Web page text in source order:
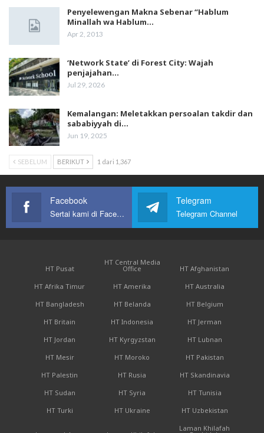
Penyelewengan Makna Sebenar “Hablum
Minallah wa Hablum…
Apr 2, 2013
‘Network State’ di Forest City: Wajah
penjajahan…
Jul 29, 2026
Kemalangan: Meletakkan persoalan takdir dan
sababiyyah di…
Jun 19, 2025
SEBELUM BERIKUT 1 dari 1,367
Facebook
Sertai kami di Facebook
Telegram
Telegram Channel
HT Pusat
HT Central Media
Office
HT Afghanistan
HT Afrika Timur
HT Amerika
HT Australia
HT Bangladesh
HT Belanda
HT Belgium
HT Britain
HT Indonesia
HT Jerman
HT Jordan
HT Kyrgyzstan
HT Lubnan
HT Mesir
HT Moroko
HT Pakistan
HT Palestin
HT Rusia
HT Skandinavia
HT Sudan
HT Syria
HT Tunisia
HT Turki
HT Ukraine HT Uzbekistan
Laman Khilafah